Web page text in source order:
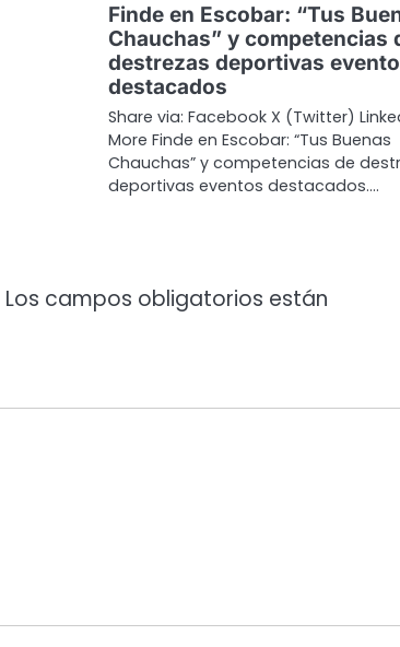
Finde en Escobar: “Tus
Chauchas” y competencias
destrezas deportivas
destacados
Share via: Facebook X (Twitter)
More Finde en Escobar: “Tus Buenas
Chauchas” y competencias de
deportivas eventos destacados.…
Los campos obligatorios están